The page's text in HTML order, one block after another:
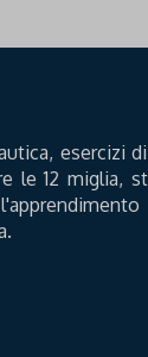
esercizi
le 12 miglia,